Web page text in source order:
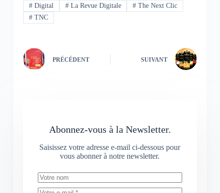
#Digital #La Revue Digitale # The Next Clic
#TNC
PRÉCÉDENT SUIVANT
Abonnez-vous à la Newsletter.
Saisissez votre adresse e-mail ci-dessous pour
vous abonner à notre newsletter.